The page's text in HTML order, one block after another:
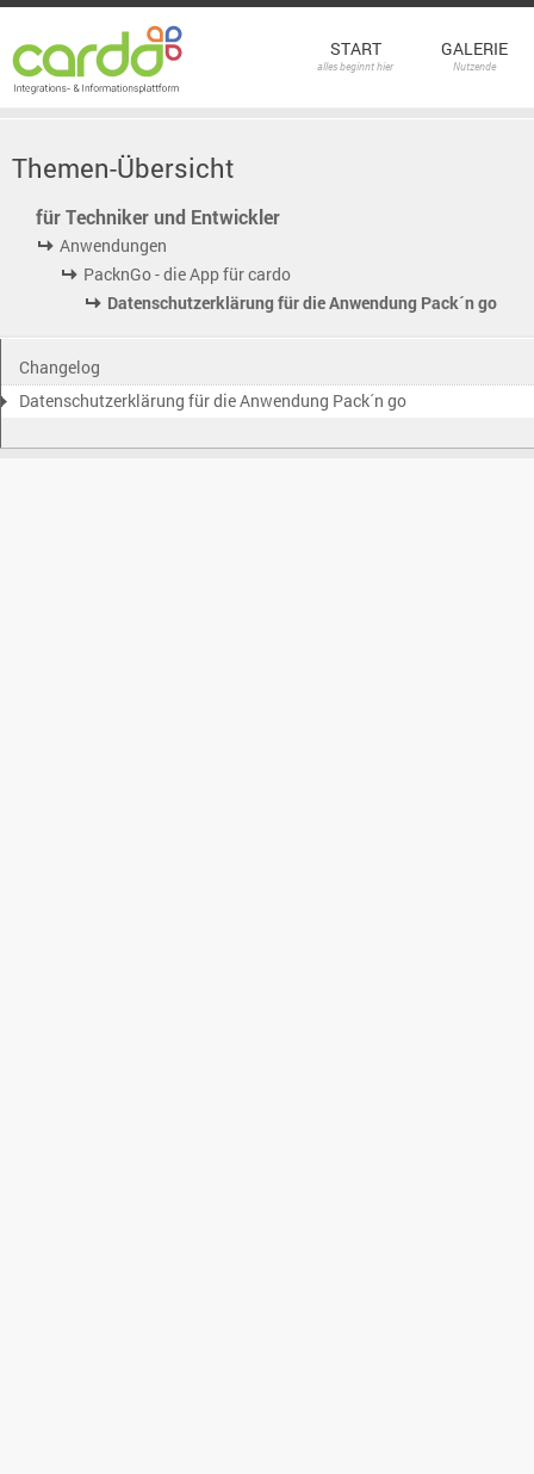
START
alles beginnt hier
GALERIE
Nutzende
Themen-Übersicht
für Techniker und Entwickler
Anwendungen
PacknGo - die App für cardo
Datenschutzerklärung für die Anwendung Pack´n go
Changelog
Datenschutzerklärung für die Anwendung Pack´n go